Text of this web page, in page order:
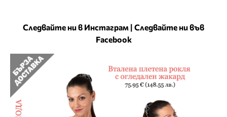
Следвайте ни в Инстаграм | Следвайте ни във
Facebook